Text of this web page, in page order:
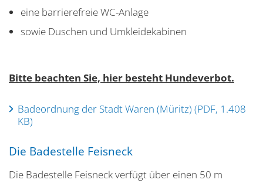
eine barrierefreie WC-Anlage
sowie Duschen und Umkleidekabinen
Bitte beachten Sie, hier besteht Hundeverbot.
Badeordnung der Stadt Waren (Müritz) (PDF, 1.408
KB)
Die Badestelle Feisneck
Die Badestelle Feisneck verfügt über einen 50 m